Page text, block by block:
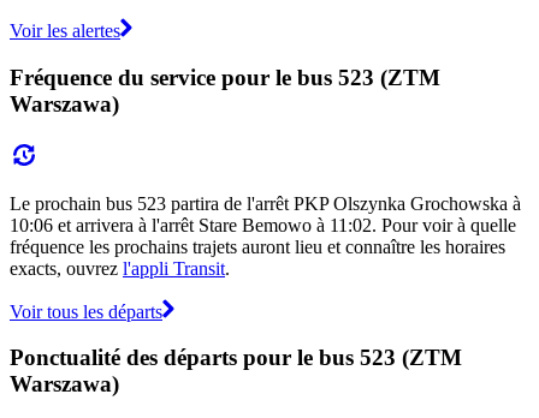
Voir les alertes
Fréquence du service pour le bus 523 (ZTM
Warszawa)
Le prochain bus 523 partira de l'arrêt PKP Olszynka Grochowska à
10:06 et arrivera à l'arrêt Stare Bemowo à 11:02. Pour voir à quelle
fréquence les prochains trajets auront lieu et connaître les horaires
exacts, ouvrez l'appli Transit.
Voir tous les départs
Ponctualité des départs pour le bus 523 (ZTM
Warszawa)